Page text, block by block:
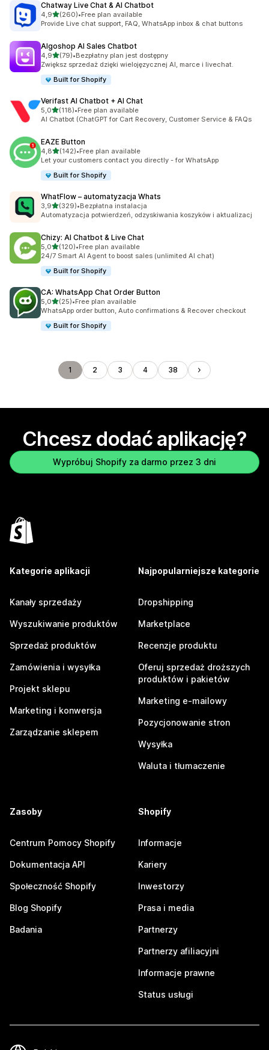
Chatway Live Chat & AI Chatbot
4,9na 5 gwiazdek
(260)
Łączna liczba recenzji: 260
•Free plan available
Provide Live chat support, FAQ, WhatsApp inbox & chat buttons
Algoshop AI Sales Chatbot
4,9na 5 gwiazdek
(79)
Łączna liczba recenzji: 79
•Bezpłatny plan jest dostępny
Zwiększ sprzedaż dzięki wielojęzycznej AI, marce i livechat.
Built for Shopify
Verifast AI Chatbot + AI Chat
5,0na 5 gwiazdek
(118)
Łączna liczba recenzji: 118
•Free plan available
AI Chatbot (ChatGPT for Cart Recovery, Customer Service & FAQs
EAZE Button
4,8na 5 gwiazdek
(142)
Łączna liczba recenzji: 142
•Free plan available
Let your customers contact you directly - for WhatsApp
Built for Shopify
WhatFlow – automatyzacja Whats
3,9na 5 gwiazdek
(329)
Łączna liczba recenzji: 329
•Bezpłatna instalacja
Automatyzacja potwierdzeń, odzyskiwania koszyków i aktualizacj
Chizy: AI Chatbot & Live Chat
5,0na 5 gwiazdek
(120)
Łączna liczba recenzji: 120
•Free plan available
24/7 Smart AI Agent to boost sales (unlimited AI chat)
Built for Shopify
CA: WhatsApp Chat Order Button
5,0na 5 gwiazdek
(25)
Łączna liczba recenzji: 25
•Free plan available
WhatsApp order button, Auto confirmations & Recover checkout
Built for Shopify
1 2 3 4 38
Chcesz dodać aplikację?
Wypróbuj Shopify za darmo przez 3 dni
Kategorie aplikacji
Kanały sprzedaży
Wyszukiwanie produktów
Sprzedaż produktów
Zamówienia i wysyłka
Projekt sklepu
Marketing i konwersja
Zarządzanie sklepem
Najpopularniejsze kategorie
Dropshipping
Marketplace
Recenzje produktu
Oferuj sprzedaż droższych
produktów i pakietów
Marketing e-mailowy
Pozycjonowanie stron
Wysyłka
Waluta i tłumaczenie
Zasoby
Centrum Pomocy Shopify
Dokumentacja API
Społeczność Shopify
Blog Shopify
Badania
Shopify
Informacje
Kariery
Inwestorzy
Prasa i media
Partnerzy
Partnerzy afiliacyjni
Informacje prawne
Status usługi